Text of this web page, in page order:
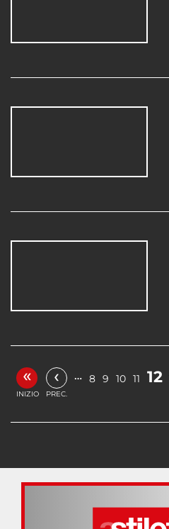
«
INIZIO
‹
PREC.
… 8 9 10 11 12